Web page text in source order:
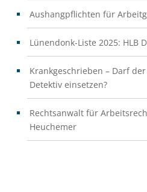
Aushangpflichten für
Lünendonk-Liste 2025: HLB
Krankgeschrieben – Darf
Detektiv einsetzen?
Rechtsanwalt für
Heuchemer